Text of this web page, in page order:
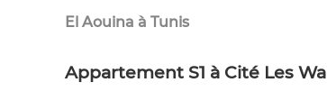
El Aouina à Tunis
Appartement S1 à Cité Les